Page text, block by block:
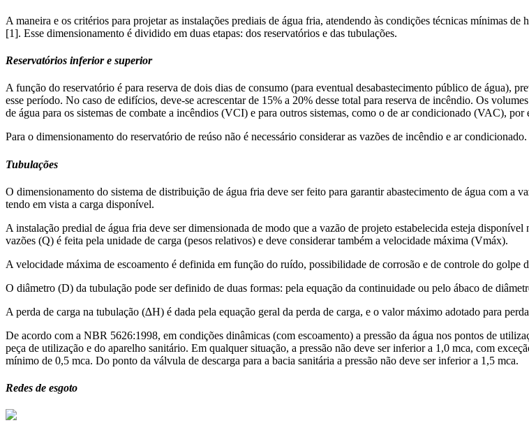
A maneira e os critérios para projetar as instalações prediais de água fria, atendendo às condições técnicas mínimas
[1]. Esse dimensionamento é dividido em duas etapas: dos reservatórios e das tubulações.
Reservatórios inferior e superior
A função do reservatório é para reserva de dois dias de consumo (para eventual desabastecimento público de água),
esse período. No caso de edifícios, deve-se acrescentar de 15% a 20% desse total para reserva de incêndio. Os
de água para os sistemas de combate a incêndios (VCI) e para outros sistemas, como o de ar condicionado (VAC), por
Para o dimensionamento do reservatório de reúso não é necessário considerar as vazões de incêndio e ar condicionado.
Tubulações
O dimensionamento do sistema de distribuição de água fria deve ser feito para garantir abastecimento de água com a
tendo em vista a carga disponível.
A instalação predial de água fria deve ser dimensionada de modo que a vazão de projeto estabelecida esteja
vazões (Q) é feita pela unidade de carga (pesos relativos) e deve considerar também a velocidade máxima (Vmáx).
A velocidade máxima de escoamento é definida em função do ruído, possibilidade de corrosão e de controle do
O diâmetro (D) da tubulação pode ser definido de duas formas: pela equação da continuidade ou pelo ábaco de
A perda de carga na tubulação (∆H) é dada pela equação geral da perda de carga, e o valor máximo adotado para
De acordo com a NBR 5626:1998, em condições dinâmicas (com escoamento) a pressão da água nos pontos de
peça de utilização e do aparelho sanitário. Em qualquer situação, a pressão não deve ser inferior a 1,0 mca, com
mínimo de 0,5 mca. Do ponto da válvula de descarga para a bacia sanitária a pressão não deve ser inferior a 1,5 mca.
Redes de esgoto